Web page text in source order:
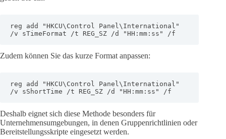
reg add "HKCU\Control Panel\International"
/v sTimeFormat /t REG_SZ /d "HH:mm:ss" /f
Zudem können Sie das kurze Format anpassen:
reg add "HKCU\Control Panel\International"
/v sShortTime /t REG_SZ /d "HH:mm:ss" /f
Deshalb eignet sich diese Methode besonders für
Unternehmensumgebungen, in denen Gruppenrichtlinien oder
Bereitstellungsskripte eingesetzt werden.